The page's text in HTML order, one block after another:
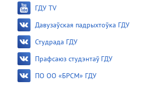
ГДУ TV
Давузаўская падрыхтоўка ГДУ
Студрада ГДУ
Прафсаюз студэнтаў ГДУ
ПО ОО «БРСМ» ГДУ